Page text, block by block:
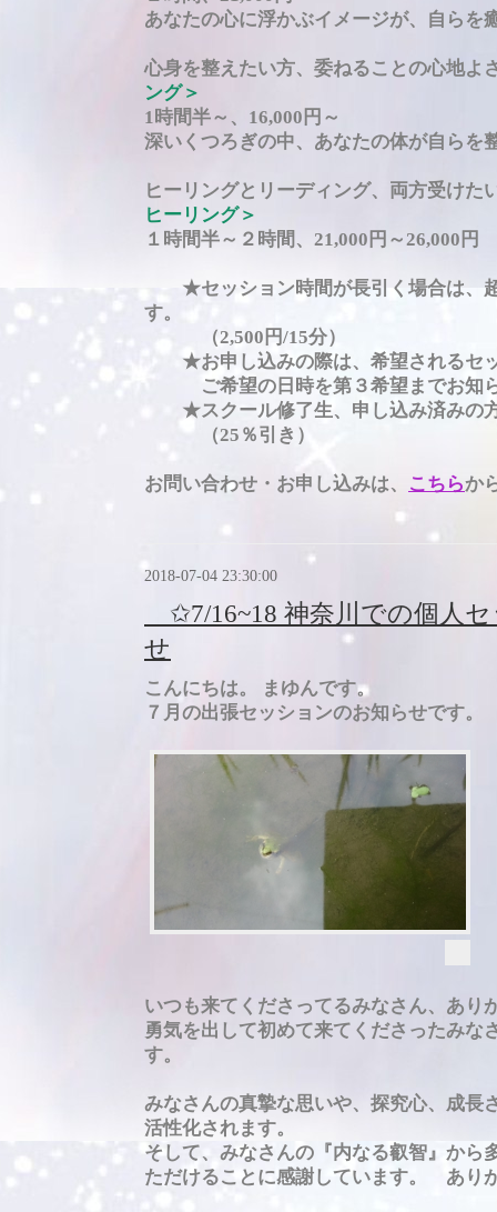
あなたの心に浮かぶイメージが、自らを
心身を整えたい方、委ねることの心地よ
ング＞
1時間半～、16,000円～
深いくつろぎの中、あなたの体が自らを
ヒーリングとリーディング、両方受け
ヒーリング＞
１時間半～２時間、21,000円～
★セッション時間が長引く場合は、
す。
（2,500円/15分）
★お申し込みの際は、希望されるセ
ご希望の日時を第３希望までお知
★スクール修了生、申し込み済みの
（25％引き）
お問い合わせ・お申し込みは、 こちらか
2018-07-04 23:30:00
✩7/16~18 神奈川での個人
せ
こんにちは。 まゆんです。
７月の出張セッションのお知らせです。
いつも来てくださってるみなさん、あり
勇気を出して初めて来てくださったみな
す。
みなさんの真摯な思いや、探究心、成長
活性化されます。
そして、みなさんの『内なる叡智』から
ただけることに感謝しています。 あり